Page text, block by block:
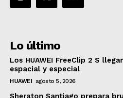
Lo último
Los HUAWEI FreeClip 2 S
espacial y especial
HUAWEI agosto 5, 2026
Sheraton Santiago prepara